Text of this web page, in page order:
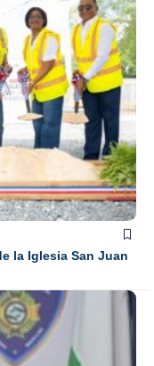
la Iglesia San Juan